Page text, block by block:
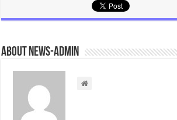
About news-admin